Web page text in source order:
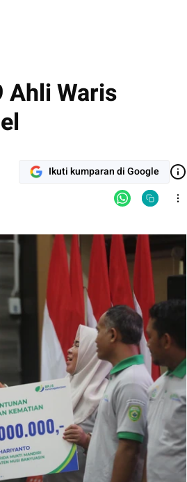
Ahli Waris
Ikuti kumparan di Google